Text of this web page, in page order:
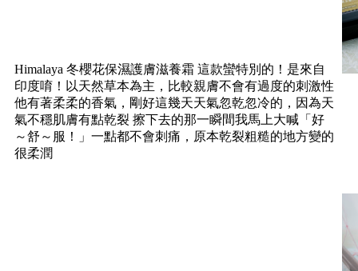
Himalaya 冬櫻花保濕護膚滋養霜 這款蠻特別的！是來自
印度唷！以天然草本為主，比較親膚不會有過度的刺激性
他有著柔柔的香氣，剛好這幾天天氣忽乾忽冷的，因為天
氣不穩肌膚有點乾裂 擦下去的那一瞬間我馬上大喊「好
～舒～服！」一點都不會刺痛，原本乾裂粗糙的地方變的
很柔潤